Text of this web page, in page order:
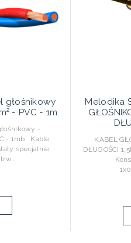
głośnikowy
- PVC - 1m
-
- 1mb Kable
specjalnie
Melodika
KABEL
DŁUGOŚCI